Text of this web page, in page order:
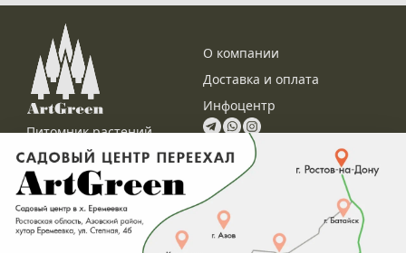
Питомник растений
Оптовые продажи
Садовый центр
Розничные продажи
Посадка и проектирование
О компании
Доставка и оплата
Инфоцентр
Контакты
+7 (863) 206-72-22
Номер телефона
info@art-green.ru;
pitomnik@art-green.ru